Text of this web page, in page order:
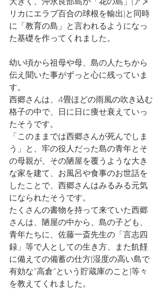
リカにエラブ百合の球根を輸出)と同時
に「教育の島」と言われるようになっ
た基礎を作ってくれました。
幼い頃から祖母や母、島の人たちから
伝え聞いた事がずっと心に残っていま
す。
西郷さんは、4畳ほどの雨風の吹き込む
格子の中で、日に日に痩せ衰えていっ
たそうです。
「このままでは西郷さんが死んでしま
う」と、牢の役人だった島の青年とそ
の母親が、その陋屋を覆うような大き
な家を建て、お風呂や食事のお世話を
したことで、西郷さんはみるみる元気
になられたそうです。
たくさんの書物を持って来ていた西郷
さんは、陋屋の中から、島の子ども、
青年たちに、佐藤一斎先生の「言志四
録」等で人としての生き方、また飢饉
に備えての備蓄の仕方(湿度の高い島で
有効な“高倉“という貯蔵庫のこと)等々
を教えてくれました。